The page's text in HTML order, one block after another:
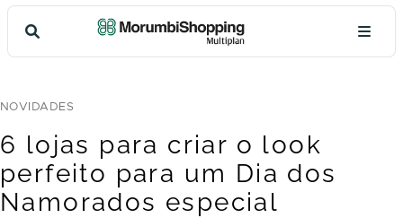
NOVIDADES
6 lojas para criar o look
perfeito para um Dia dos
Namorados especial